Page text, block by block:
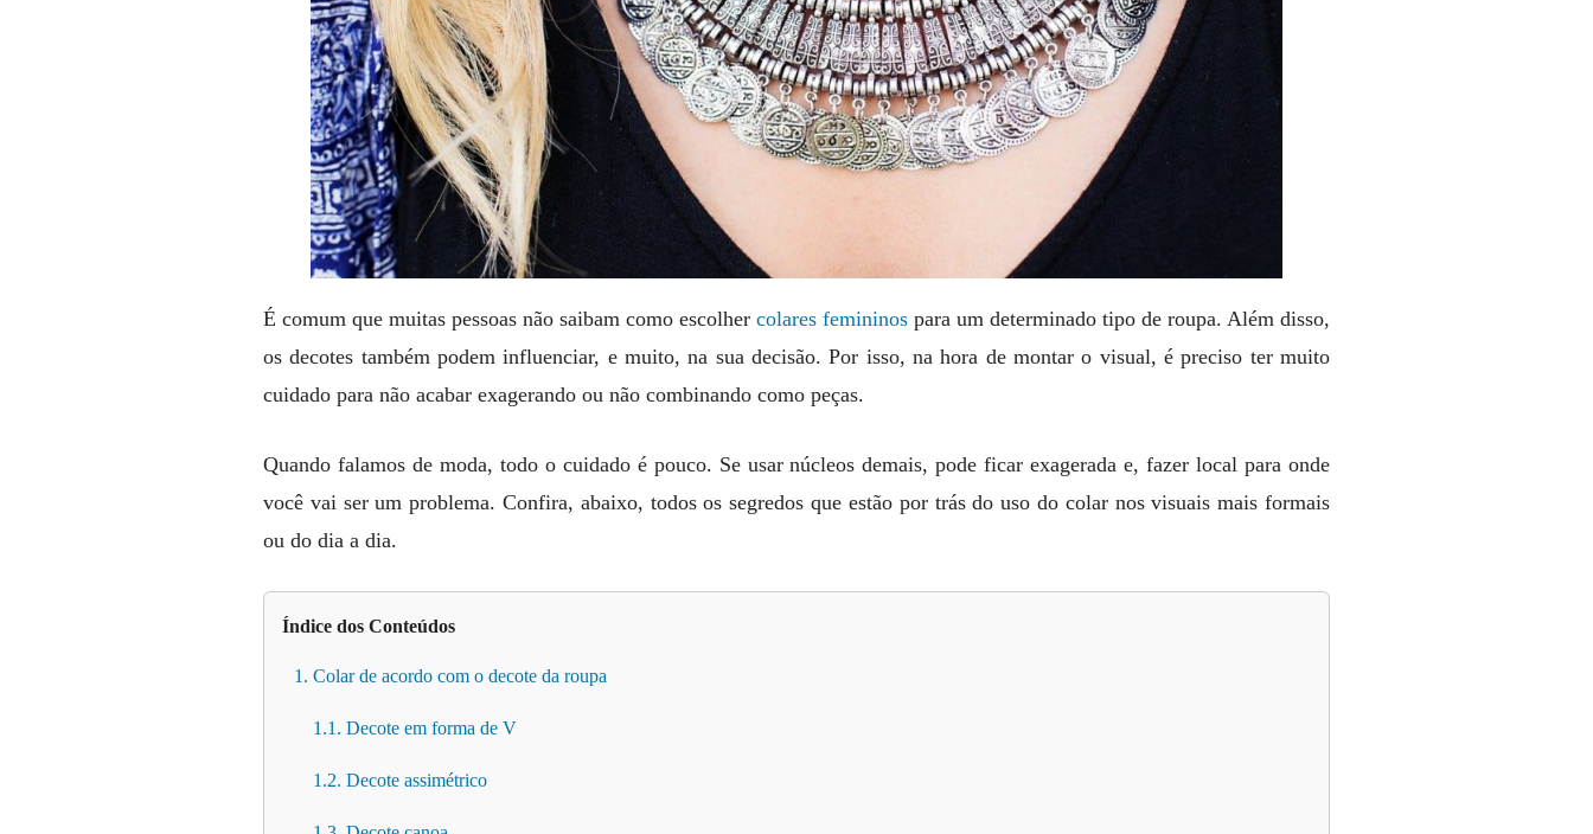
É comum que muitas pessoas não saibam como escolher colares femininos para um determinado tipo de roupa. Além disso,
os decotes também podem influenciar, e muito, na sua decisão. Por isso, na hora de montar o visual, é preciso ter muito
cuidado para não acabar exagerando ou não combinando como peças.
Quando falamos de moda, todo o cuidado é pouco. Se usar núcleos demais, pode ficar exagerada e, fazer local para onde
você vai ser um problema. Confira, abaixo, todos os segredos que estão por trás do uso do colar nos visuais mais formais
ou do dia a dia.
Índice dos Conteúdos
1. Colar de acordo com o decote da roupa
1.1. Decote em forma de V
1.2. Decote assimétrico